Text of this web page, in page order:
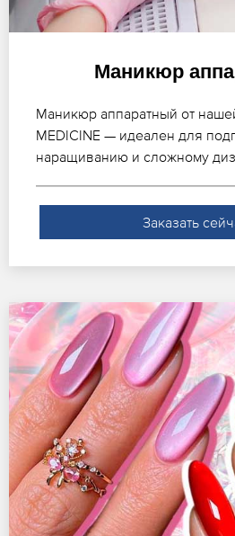
Маникюр
Маникюр аппаратный от
MEDICINE — идеален для
наращиванию и сложному
Заказать